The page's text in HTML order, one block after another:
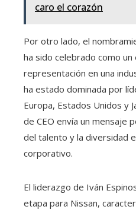
caro el corazón
Por otro lado, el
ha sido celebrado como
representación en una
ha estado dominada por
Europa, Estados Unidos y
de CEO envía un mensaje
del talento y la diversidad
corporativo.
El liderazgo de Iván
etapa para Nissan,